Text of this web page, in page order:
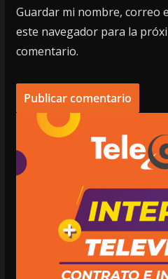
Guardar mi nombre, correo
este navegador para la
comentario.